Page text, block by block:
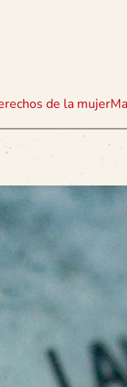
de la mujer